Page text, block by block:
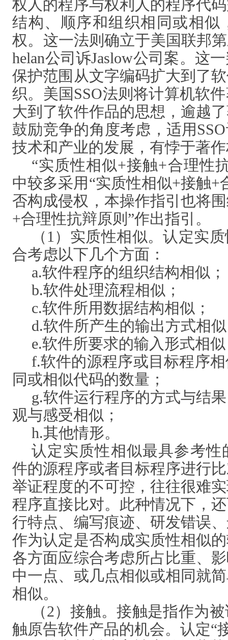
权人的程序与权利人的程序代
结构、顺序和组织相同或相似
权。这一法则确立于美国联邦
helan公司诉Jaslow公司案。这
保护范围从文字编码扩大到了
织。美国SSO法则将计算机软
大到了软件作品的思想，逾越
鼓励竞争的角度考虑，适用
技术和产业的发展，有悖于著
“实质性相似+接触+合理性
中较多采用“实质性相似+接触+
否构成侵权，本操作指引也将
+合理性抗辩原则”作出指引。
（1）实质性相似。认定实
合考虑以下几个方面：
a.软件程序的组织结构相似；
b.软件处理流程相似；
c.软件所用数据结构相似；
d.软件所产生的输出方式相
e.软件所要求的输入形式相
f.软件的源程序或目标程序
同或相似代码的数量；
g.软件运行程序的方式与结
观与感受相似；
h.其他情形。
认定实质性相似最具参考
件的源程序或者目标程序进行
举证程度的不可控，往往很难
程序直接比对。此种情况下，
行特点、编写痕迹、研发错误
作为认定是否构成实质性相似
各方面应综合考虑所占比重、
中一点、或几点相似或相同就
相似。
（2）接触。接触是指作为
触原告软件产品的机会。认定“